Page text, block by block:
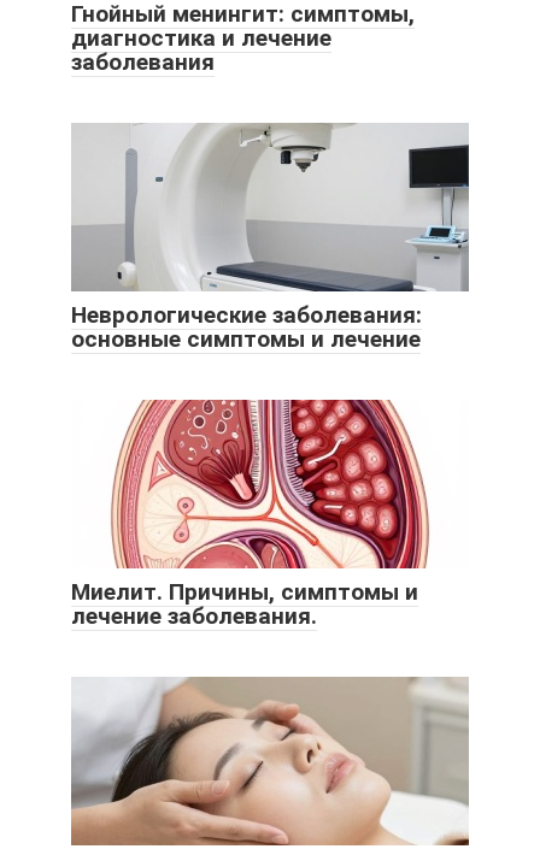
Гнойный менингит: симптомы,
диагностика и лечение
заболевания
Неврологические заболевания:
основные симптомы и лечение
Миелит. Причины, симптомы и
лечение заболевания.